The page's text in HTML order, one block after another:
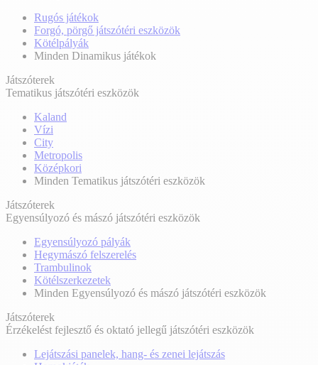
Rugós játékok
Forgó, pörgő játszótéri eszközök
Kötélpályák
Minden Dinamikus játékok
Játszóterek
Tematikus játszótéri eszközök
Kaland
Vízi
City
Metropolis
Középkori
Minden Tematikus játszótéri eszközök
Játszóterek
Egyensúlyozó és mászó játszótéri eszközök
Egyensúlyozó pályák
Hegymászó felszerelés
Trambulinok
Kötélszerkezetek
Minden Egyensúlyozó és mászó játszótéri eszközök
Játszóterek
Érzékelést fejlesztő és oktató jellegű játszótéri eszközök
Lejátszási panelek, hang- és zenei lejátszás